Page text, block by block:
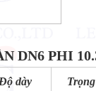
DN6 PHI
dày